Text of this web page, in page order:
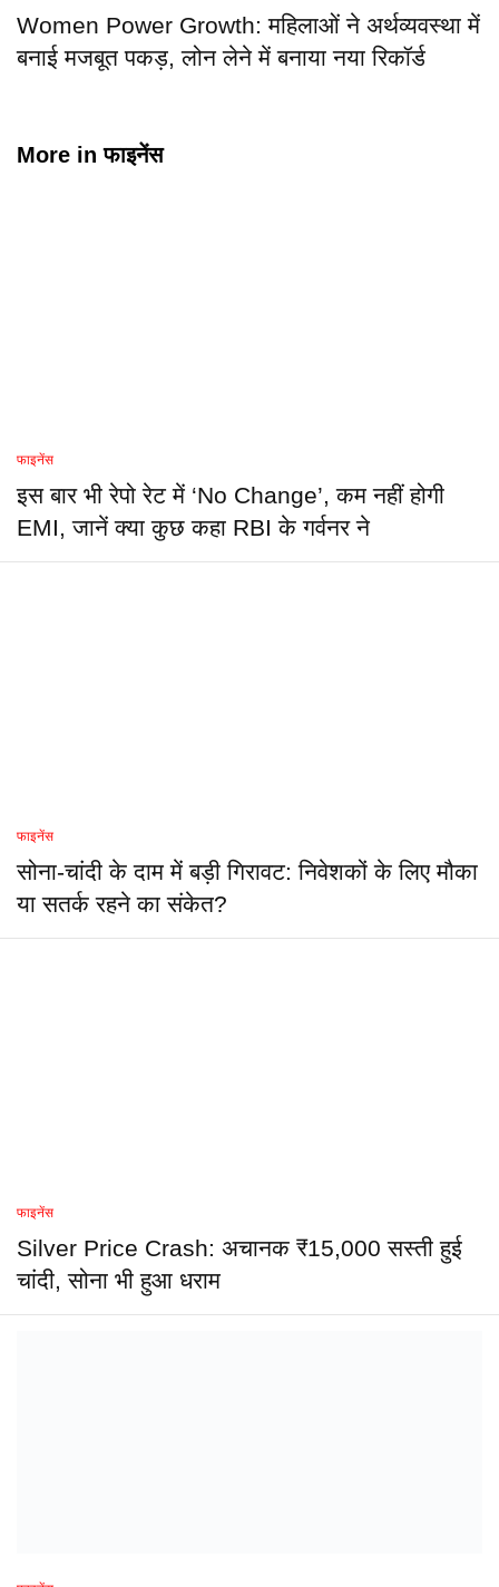
Women Power Growth: महिलाओं ने अर्थव्यवस्था में
बनाई मजबूत पकड़, लोन लेने में बनाया नया रिकॉर्ड
More inफाइनेंस
फाइनेंस
इस बार भी रेपो रेट में ‘No Change’, कम नहीं होगी
EMI, जानें क्या कुछ कहा RBI के गर्वनर ने
फाइनेंस
सोना-चांदी के दाम में बड़ी गिरावट: निवेशकों के लिए मौका
या सतर्क रहने का संकेत?
फाइनेंस
Silver Price Crash: अचानक ₹15,000 सस्ती हुई
चांदी, सोना भी हुआ धराम